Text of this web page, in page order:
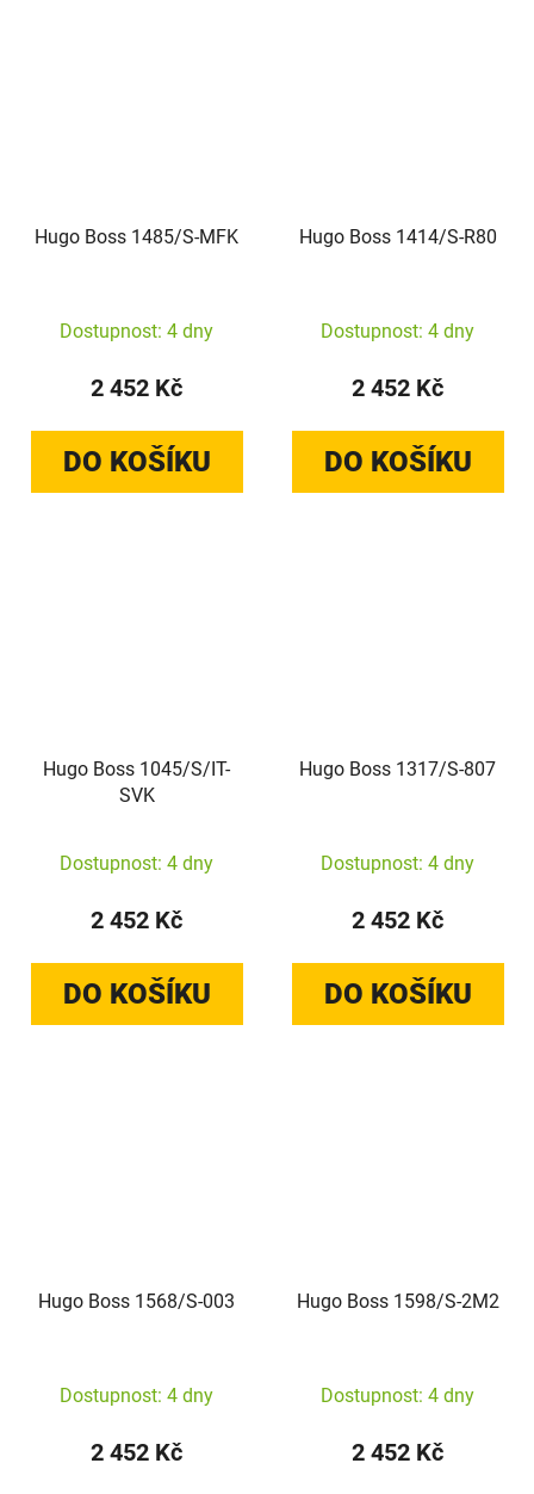
Hugo Boss 1485/S-MFK
Dostupnost: 4 dny
2 452 Kč
DO KOŠÍKU
Hugo Boss 1414/S-R80
Dostupnost: 4 dny
2 452 Kč
DO KOŠÍKU
Hugo Boss 1045/S/IT-
SVK
Dostupnost: 4 dny
2 452 Kč
DO KOŠÍKU
Hugo Boss 1317/S-807
Dostupnost: 4 dny
2 452 Kč
DO KOŠÍKU
Hugo Boss 1568/S-003
Dostupnost: 4 dny
2 452 Kč
Hugo Boss 1598/S-2M2
Dostupnost: 4 dny
2 452 Kč